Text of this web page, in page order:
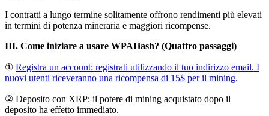
I contratti a lungo termine solitamente offrono rendimenti più elevati
in termini di potenza mineraria e maggiori ricompense.
III. Come iniziare a usare WPAHash? (Quattro passaggi)
① Registra un account: registrati utilizzando il tuo indirizzo email. I
nuovi utenti riceveranno una ricompensa di 15$ per il mining.
② Deposito con XRP: il potere di mining acquistato dopo il
deposito ha effetto immediato.